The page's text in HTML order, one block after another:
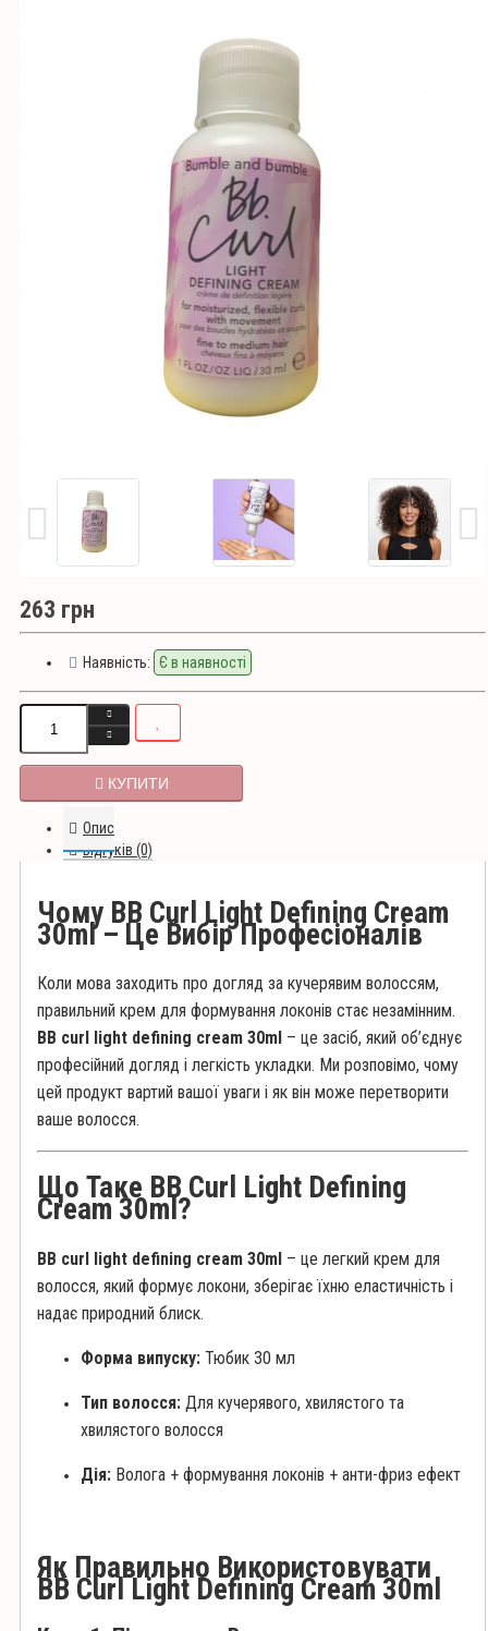
263 грн
Наявність: Є в наявності
КУПИТИ
Опис
Відгуків (0)
Чому BB Curl Light Defining Cream
30ml – Це Вибір Професіоналів
Коли мова заходить про догляд за кучерявим волоссям,
правильний крем для формування локонів стає незамінним.
BB curl light defining cream 30ml – це засіб, який об’єднує
професійний догляд і легкість укладки. Ми розповімо, чому
цей продукт вартий вашої уваги і як він може перетворити
ваше волосся.
Що Таке BB Curl Light Defining
Cream 30ml?
BB curl light defining cream 30ml – це легкий крем для
волосся, який формує локони, зберігає їхню еластичність і
надає природний блиск.
Форма випуску: Тюбик 30 мл
Тип волосся: Для кучерявого, хвилястого та
хвилястого волосся
Дія: Волога + формування локонів + анти-фриз ефект
Як Правильно Використовувати
BB Curl Light Defining Cream 30ml